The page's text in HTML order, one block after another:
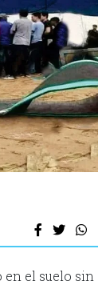
en el suelo sin